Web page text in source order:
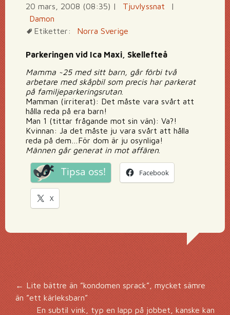
20 mars, 2008 (08:35) | Tjuvlyssnat
|
Damon
Etiketter:
Norra Sverige
Parkeringen vid Ica Maxi, Skellefteå
Mamma ~25 med sitt barn, går förbi två
arbetare med skåpbil som precis har parkerat
på familjeparkeringsrutan.
Mamman (irriterat): Det måste vara svårt att
hålla reda på era barn!
Man 1 (tittar frågande mot sin vän): Va?!
Kvinnan: Ja det måste ju vara svårt att hålla
reda på dem…För dom är ju osynliga!
Männen går generat in mot affären.
Tipsa oss! Facebook
X
Inläggsnavigering
← Lite bättre än ”kondomen sprack”, mycket sämre
än ”ett kärleksbarn”
En subtil vink, typ en lapp på jobbet, kanske kan